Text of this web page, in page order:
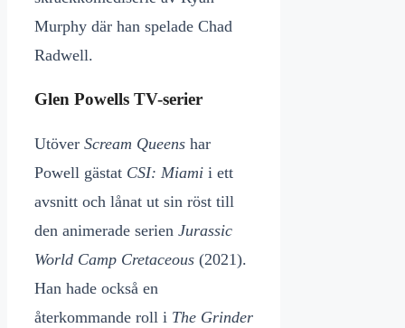
Murphy där han spelade Chad
Radwell.
Glen Powells TV-serier
Utöver Scream Queens har
Powell gästat CSI: Miami i ett
avsnitt och lånat ut sin röst till
den animerade serien Jurassic
World Camp Cretaceous (2021).
Han hade också en
återkommande roll i The Grinder